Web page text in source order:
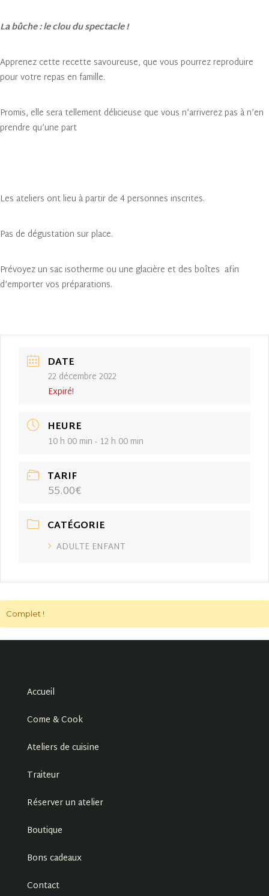
La bûche : le clou du spectacle !
Apprenez cette recette savoureuse, que vous pourrez reproduire
pour votre repas en famille.
Promis, elle sera tellement délicieuse que vous n’arriverez pas à n’en
prendre qu’une part
Les ateliers ont lieu à partir de 4 personnes inscrites.
Pas de dégustation sur place.
Prévoyez un sac isotherme ou une glacière et des boîtes afin
d’emporter vos préparations.
DATE
22 décembre 2022
Expiré!
HEURE
10 h 00 min - 12 h 00 min
TARIF
55.00€
CATÉGORIE
ADULTE ENFANT
Complet !
Accueil
Come & Cook
Ateliers de cuisine
Traiteur
Réserver un atelier
Boutique
Bons cadeaux
Contact